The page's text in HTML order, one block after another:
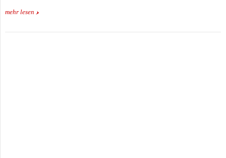
mehr lesen